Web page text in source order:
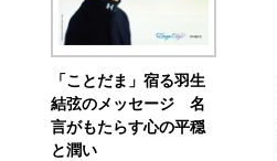
「ことだま」宿る羽生
結弦のメッセージ 名
言がもたらす心の平穏
と潤い